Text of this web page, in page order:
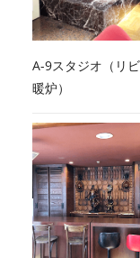
A-9スタジオ（リ
暖炉）